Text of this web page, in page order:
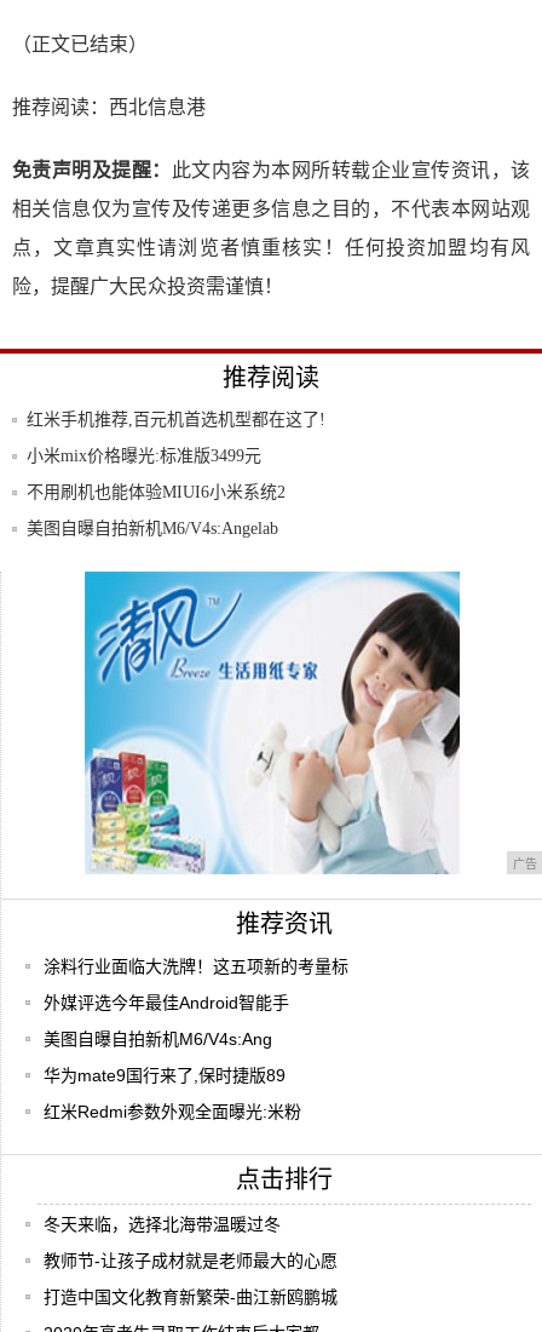
（正文已结束）
推荐阅读： 西北信息港
免责声明及提醒：
此文内容为本网所转载企业宣传资讯，该
相关信息仅为宣传及传递更多信息之目的，不代表本网站观
点，文章真实性请浏览者慎重核实！任何投资加盟均有风
险，提醒广大民众投资需谨慎！
推荐阅读
红米手机推荐,百元机首选机型都在这了!
小米mix价格曝光:标准版3499元
不用刷机也能体验MIUI6小米系统2
美图自曝自拍新机M6/V4s:Angelab
一加3上手初体验非常棒,真旗舰或将再现新
广告
推荐资讯
涂料行业面临大洗牌！这五项新的考量标
外媒评选今年最佳Android智能手
美图自曝自拍新机M6/V4s:Ang
华为mate9国行来了,保时捷版89
红米Redmi参数外观全面曝光:米粉
点击排行
冬天来临，选择北海带温暖过冬
教师节-让孩子成材就是老师最大的心愿
打造中国文化教育新繁荣-曲江新鸥鹏城